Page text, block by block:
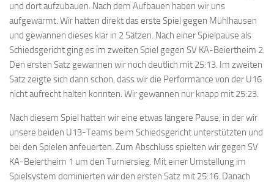
und dort aufzubauen. Nach dem Aufbauen haben wir uns
aufgewärmt. Wir hatten direkt das erste Spiel gegen Mühlhausen
und gewannen dieses klar in 2 Sätzen. Nach einer Spielpause als
Schiedsgericht ging es im zweiten Spiel gegen SV KA-Beiertheim 2.
Den ersten Satz gewannen wir noch deutlich mit 25:13. Im zweiten
Satz zeigte sich dann schon, dass wir die Performance von der U16
nicht aufrecht halten konnten. Wir gewannen nur knapp mit 25:23.
Nach diesem Spiel hatten wir eine etwas längere Pause, in der wir
unsere beiden U13-Teams beim Schiedsgericht unterstützten und
bei den Spielen anfeuerten. Zum Abschluss spielten wir gegen SV
KA-Beiertheim 1 um den Turniersieg. Mit einer Umstellung im
Spielsystem dominierten wir den ersten Satz mit 25:16. Danach